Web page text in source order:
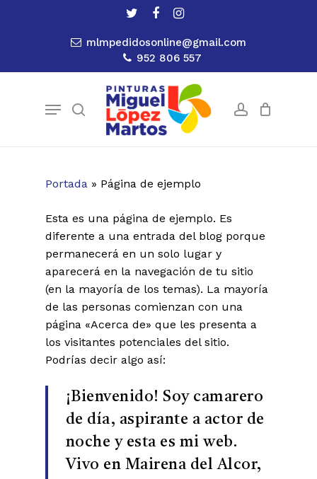
twitterfacebookinstagram
mlmpedidosonline@gmail.com
952 806 557
search account
Menu
Cart
Portada » Página de ejemplo
Esta es una página de ejemplo. Es
diferente a una entrada del blog porque
permanecerá en un solo lugar y
aparecerá en la navegación de tu sitio
(en la mayoría de los temas). La mayoría
de las personas comienzan con una
página «Acerca de» que les presenta a
los visitantes potenciales del sitio.
Podrías decir algo así:
¡Bienvenido! Soy camarero
de día, aspirante a actor de
noche y esta es mi web.
Vivo en Mairena del Alcor,